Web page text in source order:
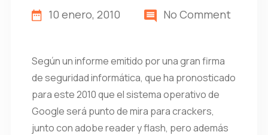
10 enero, 2010 No Comment
Según un informe emitido por una gran firma
de seguridad informática, que ha pronosticado
para este 2010 que el sistema operativo de
Google será punto de mira para crackers,
junto con adobe reader y flash, pero además